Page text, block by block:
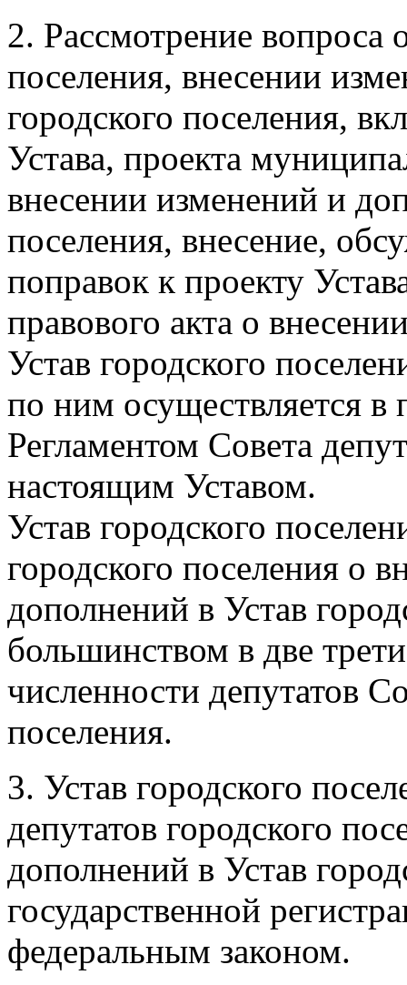
2. Рассмотрение вопроса
поселения, внесении
городского поселения,
Устава, проекта
внесении изменений и
поселения, внесение,
поправок к проекту
правового акта о
Устав городского
по ним осуществляется в
Регламентом Совета
настоящим Уставом.
Устав городского
городского поселения о
дополнений в Устав
большинством в две
численности депутатов
поселения.
3. Устав городского
депутатов городского
дополнений в Устав
государственной
федеральным законом.